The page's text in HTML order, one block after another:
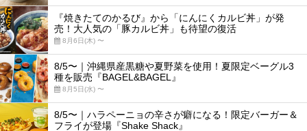
『焼きたてのかるび』から「にんにくカルビ丼」が発
売！大人気の「豚カルビ丼」も待望の復活
8月6日(木) 〜
8/5〜｜沖縄県産黒糖や夏野菜を使用！夏限定ベーグル3
種を販売『BAGEL&BAGEL』
8月5日(水) 〜
8/5〜｜ハラペーニョの辛さが癖になる！限定バーガー＆
フライが登場『Shake Shack』